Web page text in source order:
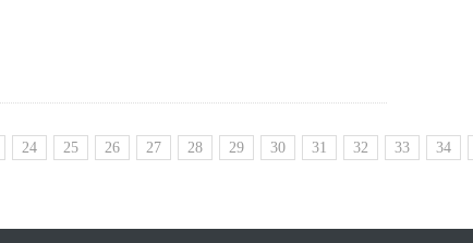
24 25 26 27 28 29 30 31 32 33
34